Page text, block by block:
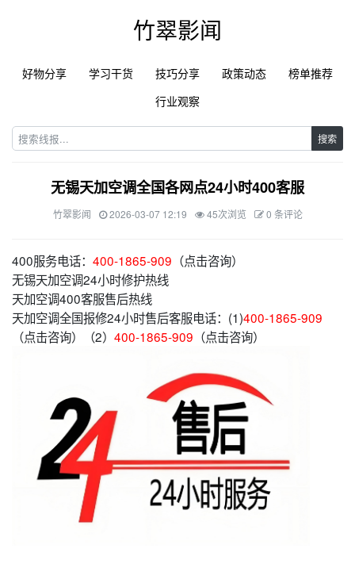
竹翠影闻
好物分享 学习干货 技巧分享 政策动态
榜单推荐
行业观察
搜索
无锡天加空调全国各网点24小时400客服
竹翠影闻 2026-03-07 12:19 45次浏览 0 条评论
400服务电话： 400-1865-909 （点击咨询）
无锡天加空调24小时修护热线
天加空调400客服售后热线
天加空调全国报修24小时售后客服电话：(1)400-1865-909
（点击咨询）（2） 400-1865-909 （点击咨询）